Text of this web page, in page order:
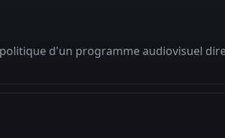
d'un programme audiovisuel